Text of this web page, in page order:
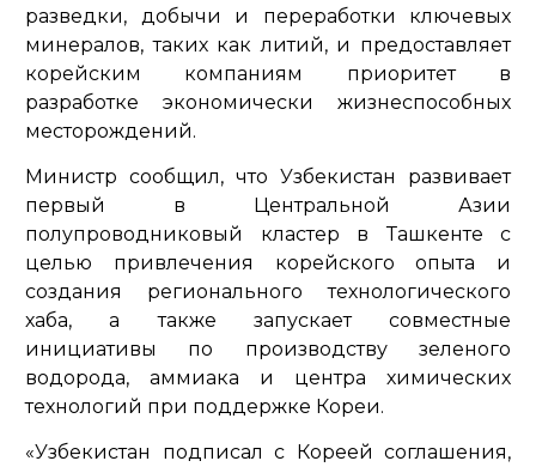
разведки, добычи и переработки ключевых
минералов, таких как литий, и предоставляет
корейским компаниям приоритет в
разработке экономически жизнеспособных
месторождений.
Министр сообщил, что Узбекистан развивает
первый в Центральной Азии
полупроводниковый кластер в Ташкенте с
целью привлечения корейского опыта и
создания регионального технологического
хаба, а также запускает совместные
инициативы по производству зеленого
водорода, аммиака и центра химических
технологий при поддержке Кореи.
«Узбекистан подписал с Кореей соглашения,